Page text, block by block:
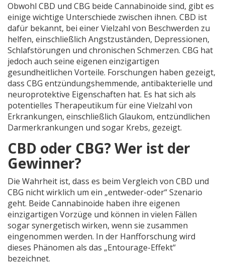
Obwohl CBD und CBG beide Cannabinoide sind, gibt es
einige wichtige Unterschiede zwischen ihnen. CBD ist
dafür bekannt, bei einer Vielzahl von Beschwerden zu
helfen, einschließlich Angstzuständen, Depressionen,
Schlafstörungen und chronischen Schmerzen. CBG hat
jedoch auch seine eigenen einzigartigen
gesundheitlichen Vorteile. Forschungen haben gezeigt,
dass CBG entzündungshemmende, antibakterielle und
neuroprotektive Eigenschaften hat. Es hat sich als
potentielles Therapeutikum für eine Vielzahl von
Erkrankungen, einschließlich Glaukom, entzündlichen
Darmerkrankungen und sogar Krebs, gezeigt.
CBD oder CBG? Wer ist der
Gewinner?
Die Wahrheit ist, dass es beim Vergleich von CBD und
CBG nicht wirklich um ein „entweder-oder“ Szenario
geht. Beide Cannabinoide haben ihre eigenen
einzigartigen Vorzüge und können in vielen Fällen
sogar synergetisch wirken, wenn sie zusammen
eingenommen werden. In der Hanfforschung wird
dieses Phänomen als das „Entourage-Effekt“
bezeichnet.